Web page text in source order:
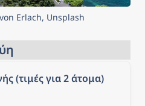
Erlach, Unsplash
(τιμές για 2 άτομα)